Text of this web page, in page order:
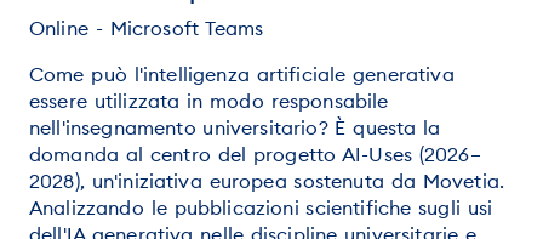
Online - Microsoft Teams
Come può l'intelligenza artificiale generativa
essere utilizzata in modo responsabile
nell'insegnamento universitario? È questa la
domanda al centro del progetto AI-Uses (2026–
2028), un'iniziativa europea sostenuta da Movetia.
Analizzando le pubblicazioni scientifiche sugli usi
dell'IA generativa nelle discipline universitarie e